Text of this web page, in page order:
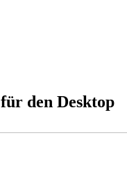
den Desktop